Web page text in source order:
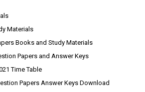
Materials
Books and Study Materials
Papers and Answer Keys
Time Table
Papers Answer Keys Download